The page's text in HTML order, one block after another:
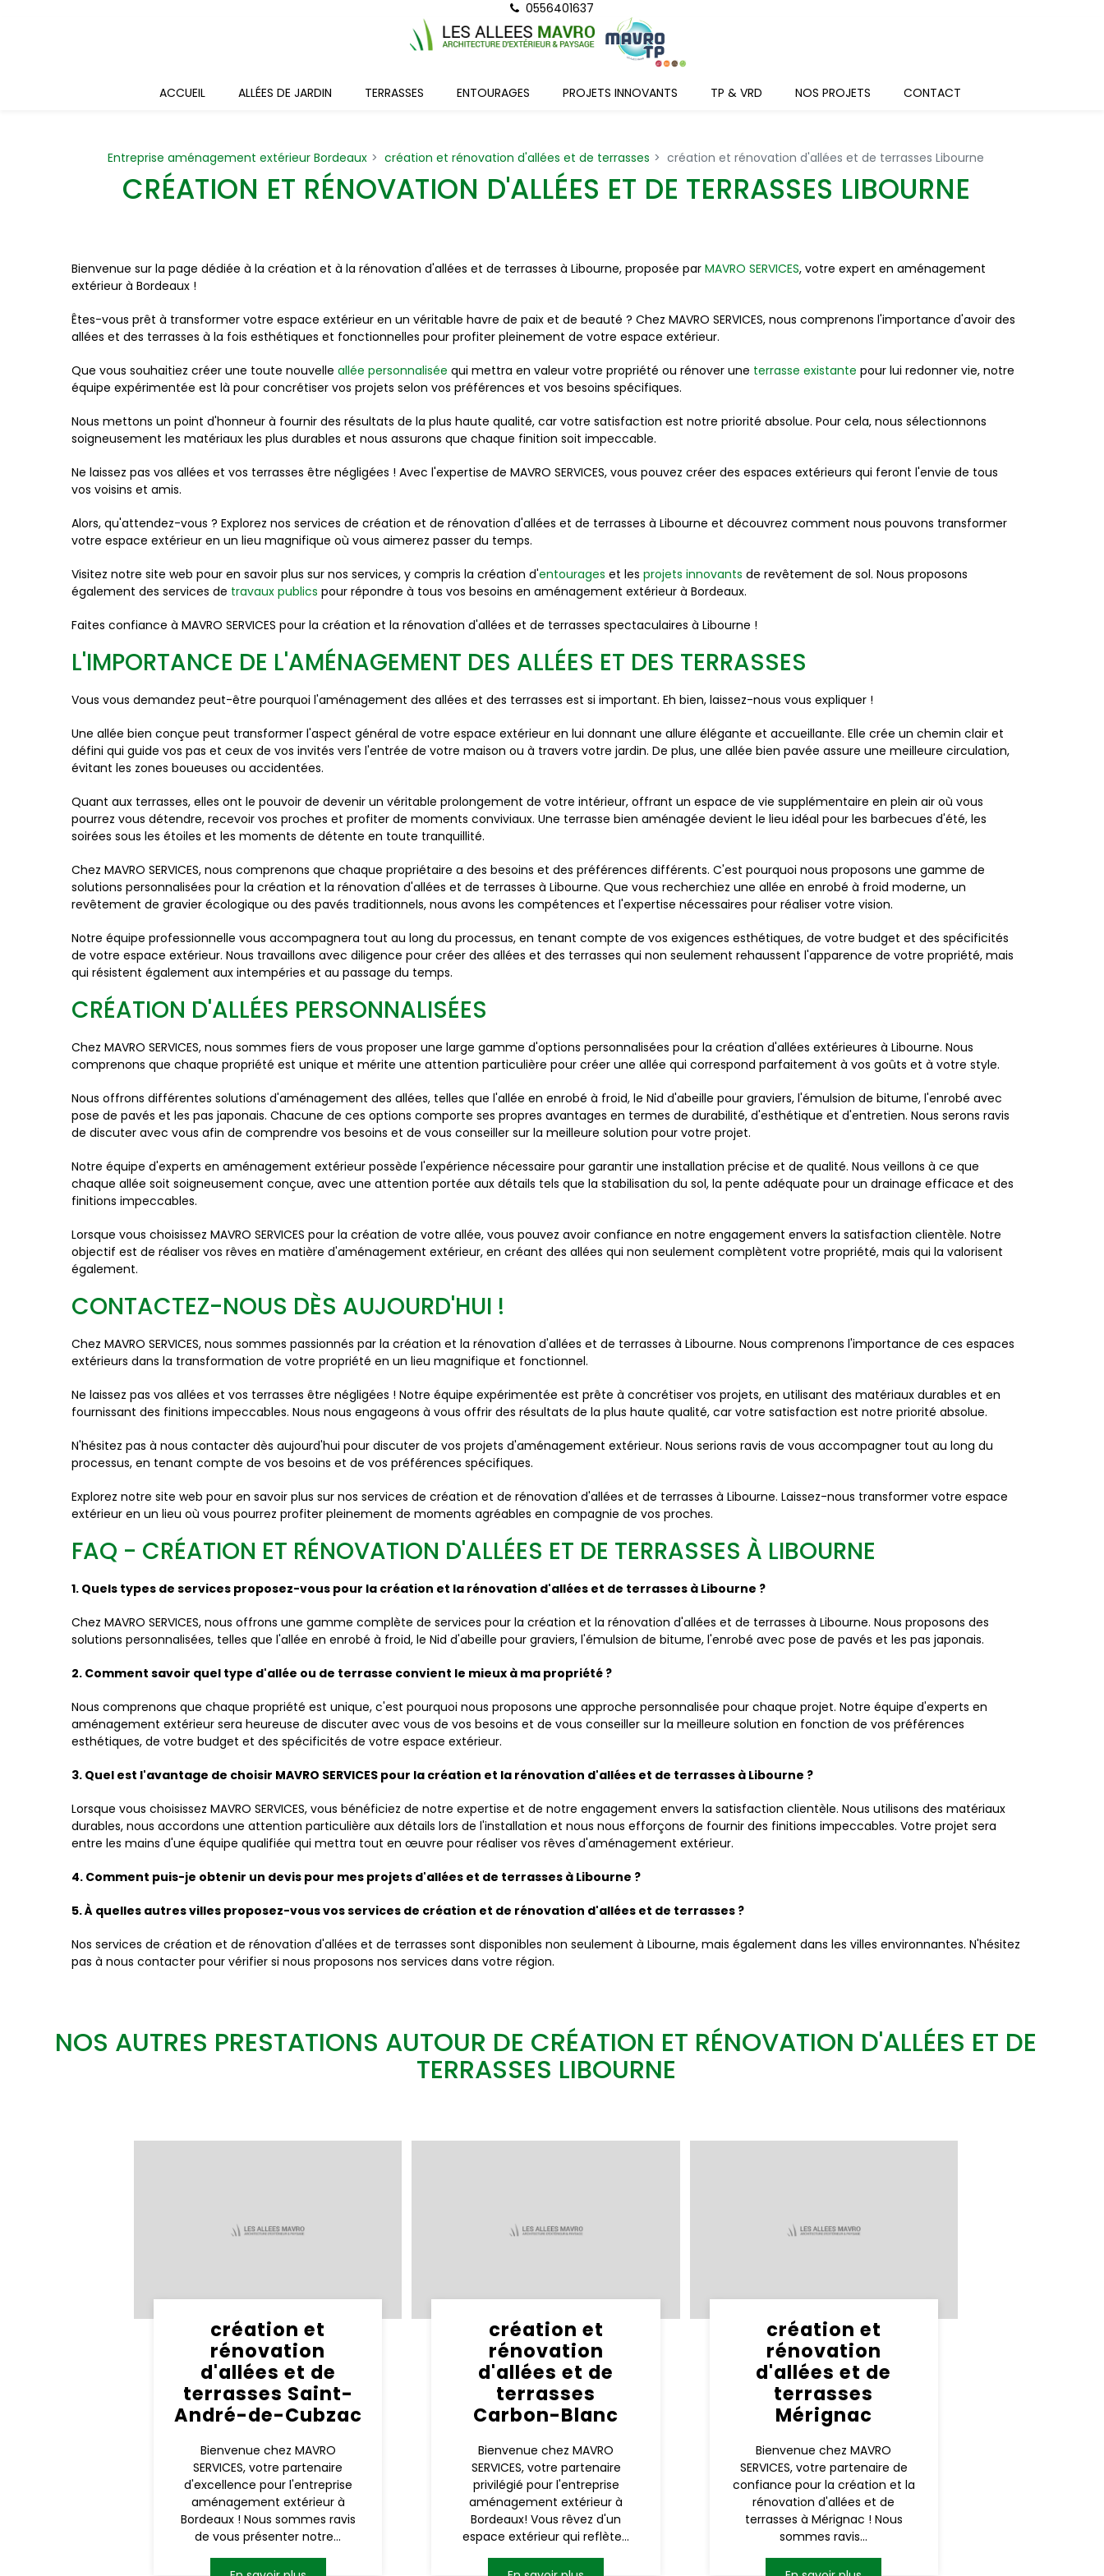
0556401637
ACCUEIL ALLÉES DE JARDIN TERRASSES ENTOURAGES PROJETS INNOVANTS TP & VRD NOS PROJETS CONTACT
Entreprise aménagement extérieur Bordeaux création et rénovation d'allées et de terrasses création et rénovation d'allées et de terrasses Libourne
CRÉATION ET RÉNOVATION D'ALLÉES ET DE TERRASSES LIBOURNE
Bienvenue sur la page dédiée à la création et à la rénovation d'allées et de terrasses à Libourne, proposée par MAVRO SERVICES, votre expert en aménagement
extérieur à Bordeaux !
Êtes-vous prêt à transformer votre espace extérieur en un véritable havre de paix et de beauté ? Chez MAVRO SERVICES, nous comprenons l'importance d'avoir des
allées et des terrasses à la fois esthétiques et fonctionnelles pour profiter pleinement de votre espace extérieur.
Que vous souhaitiez créer une toute nouvelle allée personnalisée qui mettra en valeur votre propriété ou rénover une terrasse existante pour lui redonner vie, notre
équipe expérimentée est là pour concrétiser vos projets selon vos préférences et vos besoins spécifiques.
Nous mettons un point d'honneur à fournir des résultats de la plus haute qualité, car votre satisfaction est notre priorité absolue. Pour cela, nous sélectionnons
soigneusement les matériaux les plus durables et nous assurons que chaque finition soit impeccable.
Ne laissez pas vos allées et vos terrasses être négligées ! Avec l'expertise de MAVRO SERVICES, vous pouvez créer des espaces extérieurs qui feront l'envie de tous
vos voisins et amis.
Alors, qu'attendez-vous ? Explorez nos services de création et de rénovation d'allées et de terrasses à Libourne et découvrez comment nous pouvons transformer
votre espace extérieur en un lieu magnifique où vous aimerez passer du temps.
Visitez notre site web pour en savoir plus sur nos services, y compris la création d'entourages et les projets innovants de revêtement de sol. Nous proposons
également des services de travaux publics pour répondre à tous vos besoins en aménagement extérieur à Bordeaux.
Faites confiance à MAVRO SERVICES pour la création et la rénovation d'allées et de terrasses spectaculaires à Libourne !
L'IMPORTANCE DE L'AMÉNAGEMENT DES ALLÉES ET DES TERRASSES
Vous vous demandez peut-être pourquoi l'aménagement des allées et des terrasses est si important. Eh bien, laissez-nous vous expliquer !
Une allée bien conçue peut transformer l'aspect général de votre espace extérieur en lui donnant une allure élégante et accueillante. Elle crée un chemin clair et
défini qui guide vos pas et ceux de vos invités vers l'entrée de votre maison ou à travers votre jardin. De plus, une allée bien pavée assure une meilleure circulation,
évitant les zones boueuses ou accidentées.
Quant aux terrasses, elles ont le pouvoir de devenir un véritable prolongement de votre intérieur, offrant un espace de vie supplémentaire en plein air où vous
pourrez vous détendre, recevoir vos proches et profiter de moments conviviaux. Une terrasse bien aménagée devient le lieu idéal pour les barbecues d'été, les
soirées sous les étoiles et les moments de détente en toute tranquillité.
Chez MAVRO SERVICES, nous comprenons que chaque propriétaire a des besoins et des préférences différents. C'est pourquoi nous proposons une gamme de
solutions personnalisées pour la création et la rénovation d'allées et de terrasses à Libourne. Que vous recherchiez une allée en enrobé à froid moderne, un
revêtement de gravier écologique ou des pavés traditionnels, nous avons les compétences et l'expertise nécessaires pour réaliser votre vision.
Notre équipe professionnelle vous accompagnera tout au long du processus, en tenant compte de vos exigences esthétiques, de votre budget et des spécificités
de votre espace extérieur. Nous travaillons avec diligence pour créer des allées et des terrasses qui non seulement rehaussent l'apparence de votre propriété, mais
qui résistent également aux intempéries et au passage du temps.
CRÉATION D'ALLÉES PERSONNALISÉES
Chez MAVRO SERVICES, nous sommes fiers de vous proposer une large gamme d'options personnalisées pour la création d'allées extérieures à Libourne. Nous
comprenons que chaque propriété est unique et mérite une attention particulière pour créer une allée qui correspond parfaitement à vos goûts et à votre style.
Nous offrons différentes solutions d'aménagement des allées, telles que l'allée en enrobé à froid, le Nid d'abeille pour graviers, l'émulsion de bitume, l'enrobé avec
pose de pavés et les pas japonais. Chacune de ces options comporte ses propres avantages en termes de durabilité, d'esthétique et d'entretien. Nous serons ravis
de discuter avec vous afin de comprendre vos besoins et de vous conseiller sur la meilleure solution pour votre projet.
Notre équipe d'experts en aménagement extérieur possède l'expérience nécessaire pour garantir une installation précise et de qualité. Nous veillons à ce que
chaque allée soit soigneusement conçue, avec une attention portée aux détails tels que la stabilisation du sol, la pente adéquate pour un drainage efficace et des
finitions impeccables.
Lorsque vous choisissez MAVRO SERVICES pour la création de votre allée, vous pouvez avoir confiance en notre engagement envers la satisfaction clientèle. Notre
objectif est de réaliser vos rêves en matière d'aménagement extérieur, en créant des allées qui non seulement complètent votre propriété, mais qui la valorisent
également.
CONTACTEZ-NOUS DÈS AUJOURD'HUI !
Chez MAVRO SERVICES, nous sommes passionnés par la création et la rénovation d'allées et de terrasses à Libourne. Nous comprenons l'importance de ces espaces
extérieurs dans la transformation de votre propriété en un lieu magnifique et fonctionnel.
Ne laissez pas vos allées et vos terrasses être négligées ! Notre équipe expérimentée est prête à concrétiser vos projets, en utilisant des matériaux durables et en
fournissant des finitions impeccables. Nous nous engageons à vous offrir des résultats de la plus haute qualité, car votre satisfaction est notre priorité absolue.
N'hésitez pas à nous contacter dès aujourd'hui pour discuter de vos projets d'aménagement extérieur. Nous serions ravis de vous accompagner tout au long du
processus, en tenant compte de vos besoins et de vos préférences spécifiques.
Explorez notre site web pour en savoir plus sur nos services de création et de rénovation d'allées et de terrasses à Libourne. Laissez-nous transformer votre espace
extérieur en un lieu où vous pourrez profiter pleinement de moments agréables en compagnie de vos proches.
FAQ - CRÉATION ET RÉNOVATION D'ALLÉES ET DE TERRASSES À LIBOURNE
1. Quels types de services proposez-vous pour la création et la rénovation d'allées et de terrasses à Libourne ?
Chez MAVRO SERVICES, nous offrons une gamme complète de services pour la création et la rénovation d'allées et de terrasses à Libourne. Nous proposons des
solutions personnalisées, telles que l'allée en enrobé à froid, le Nid d'abeille pour graviers, l'émulsion de bitume, l'enrobé avec pose de pavés et les pas japonais.
2. Comment savoir quel type d'allée ou de terrasse convient le mieux à ma propriété ?
Nous comprenons que chaque propriété est unique, c'est pourquoi nous proposons une approche personnalisée pour chaque projet. Notre équipe d'experts en
aménagement extérieur sera heureuse de discuter avec vous de vos besoins et de vous conseiller sur la meilleure solution en fonction de vos préférences
esthétiques, de votre budget et des spécificités de votre espace extérieur.
3. Quel est l'avantage de choisir MAVRO SERVICES pour la création et la rénovation d'allées et de terrasses à Libourne ?
Lorsque vous choisissez MAVRO SERVICES, vous bénéficiez de notre expertise et de notre engagement envers la satisfaction clientèle. Nous utilisons des matériaux
durables, nous accordons une attention particulière aux détails lors de l'installation et nous nous efforçons de fournir des finitions impeccables. Votre projet sera
entre les mains d'une équipe qualifiée qui mettra tout en œuvre pour réaliser vos rêves d'aménagement extérieur.
4. Comment puis-je obtenir un devis pour mes projets d'allées et de terrasses à Libourne ?
5. À quelles autres villes proposez-vous vos services de création et de rénovation d'allées et de terrasses ?
Nos services de création et de rénovation d'allées et de terrasses sont disponibles non seulement à Libourne, mais également dans les villes environnantes. N'hésitez
pas à nous contacter pour vérifier si nous proposons nos services dans votre région.
NOS AUTRES PRESTATIONS AUTOUR DE CRÉATION ET RÉNOVATION D'ALLÉES ET DE
TERRASSES LIBOURNE
création et
rénovation
d'allées et de
terrasses Saint-
André-de-Cubzac
Bienvenue chez MAVRO
SERVICES, votre partenaire
d'excellence pour l'entreprise
aménagement extérieur à
Bordeaux ! Nous sommes ravis
de vous présenter notre...
création et
rénovation
d'allées et de
terrasses
Carbon-Blanc
Bienvenue chez MAVRO
SERVICES, votre partenaire
privilégié pour l'entreprise
aménagement extérieur à
Bordeaux! Vous rêvez d'un
espace extérieur qui reflète...
création et
rénovation
d'allées et de
terrasses
Mérignac
Bienvenue chez MAVRO
SERVICES, votre partenaire de
confiance pour la création et la
rénovation d'allées et de
terrasses à Mérignac ! Nous
sommes ravis...